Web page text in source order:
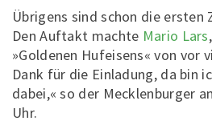
Übrigens sind schon die
Den Auftakt machte Mario Lars
»Goldenen Hufeisens« von vor
Dank für die Einladung, da bin
dabei,« so der Mecklenburger
Uhr.